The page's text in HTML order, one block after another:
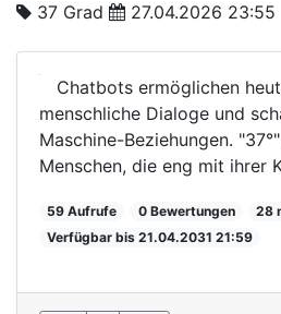
37 Grad 27.04.2026 23:55
Chatbots ermöglichen
menschliche Dialoge und
Maschine-Beziehungen.
Menschen, die eng mit ihrer
59 Aufrufe 0 Bewertungen
28
Verfügbar bis 21.04.2031 21:59